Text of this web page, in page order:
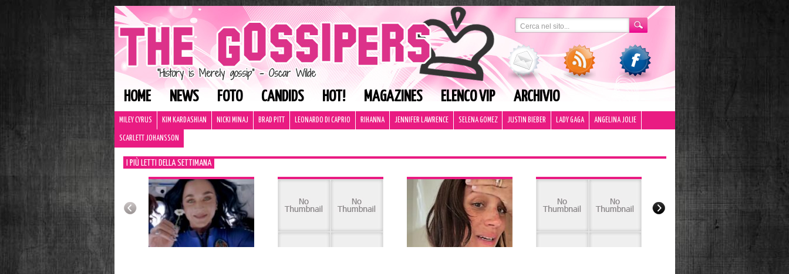
HOME NEWS FOTO CANDIDS HOT! MAGAZINES ELENCO VIP ARCHIVIO
MILEY CYRUS KIM KARDASHIAN NICKI MINAJ BRAD PITT LEONARDO DI CAPRIO RIHANNA JENNIFER LAWRENCE SELENA GOMEZ JUSTIN BIEBER LADY GAGA ANGELINA JOLIE
SCARLETT JOHANSSON
I PIÙ LETTI DELLA SETTIMANA